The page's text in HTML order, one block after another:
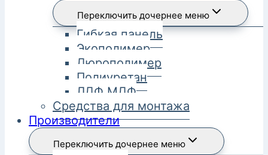
Переключить дочернее меню
Гибкая панель
Экополимер
Дюрополимер
Полиуретан
ЛДФ МДФ
Средства для монтажа
Производители
Переключить дочернее меню